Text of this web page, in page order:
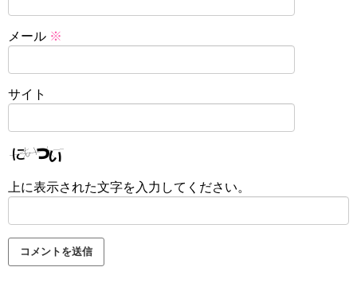
メール ※
サイト
上に表示された文字を入力してください。